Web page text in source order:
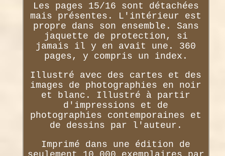
Les pages 15/16 sont détachées
mais présentes. L'intérieur est
propre dans son ensemble. Sans
jaquette de protection, si
jamais il y en avait une. 360
pages, y compris un index.
Illustré avec des cartes et des
images de photographies en noir
et blanc. Illustré à partir
d'impressions et de
photographies contemporaines et
de dessins par l'auteur.
Imprimé dans une édition de